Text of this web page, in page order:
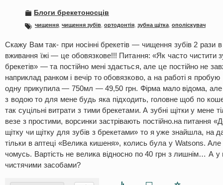
Блоги брекетоносців
чищення чищення зубів ортодонтія зубна щітка ополіскувач
Скажу Вам так- при носінні брекетів — чищення зубів 2 рази в
вживання їжі — це обовязкове!!! Питання: «Як часто чистити
брекетів» — та постійно мені здається, але це постійно не
наприклад ранком і вечір то обовязково, а на работі я пробую
одну прикупила — 750мл — 49,50 грн. Фірма мало відома,
з водою то для мене будь яка підходить, головне щоб по
так суцільні витрати з тими брекетами. А зубні щітки у мене
везе з простими, ворсинки застрівають постійно.на питання
щітку чи щітку для зубів з брекетами» то я уже знайшла, на
тільки в аптеці «Велика кишеня», колись була у Watsons.
чомусь. Вартість не велика відносно по 40 грн з лишнім… А у
чистячими засобами?